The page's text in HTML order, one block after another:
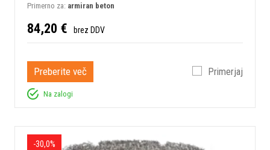
Primerno za: armiran beton
84,20 € brez DDV
Preberite več Primerjaj
Na zalogi
-30,0%